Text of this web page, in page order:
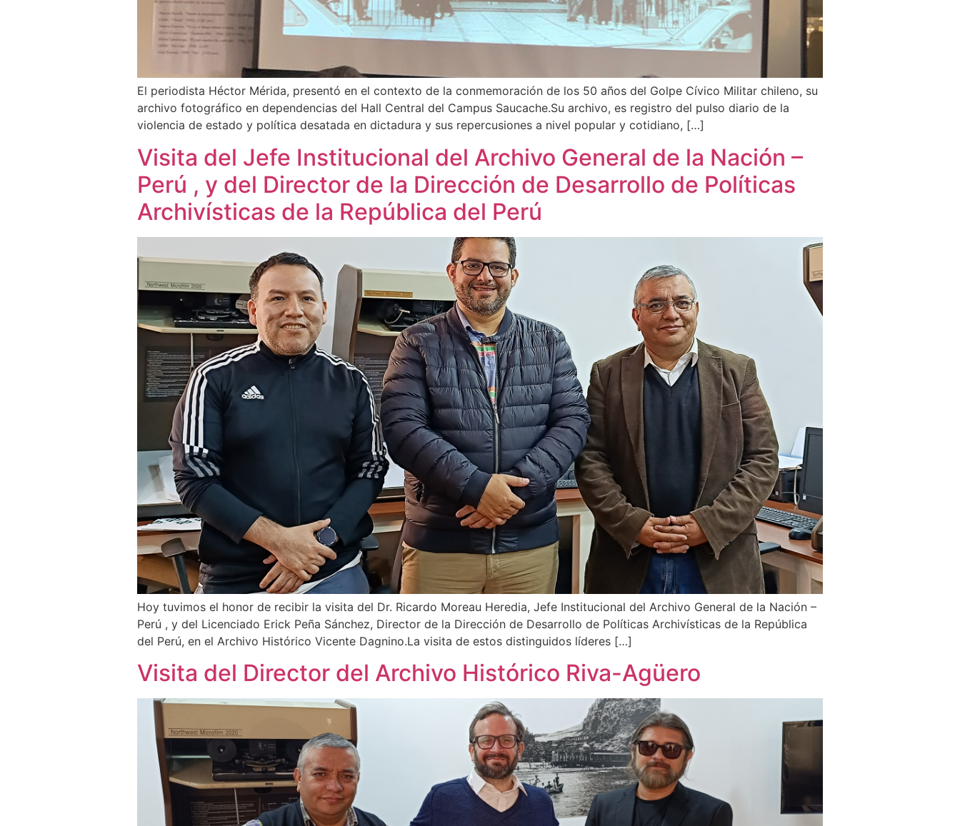
El periodista Héctor Mérida, presentó en el contexto de la conmemoración de los 50 años del Golpe Cívico Militar chileno, su
archivo fotográfico en dependencias del Hall Central del Campus Saucache.Su archivo, es registro del pulso diario de la
violencia de estado y política desatada en dictadura y sus repercusiones a nivel popular y cotidiano, […]
Visita del Jefe Institucional del Archivo General de la Nación –
Perú , y del Director de la Dirección de Desarrollo de Políticas
Archivísticas de la República del Perú
Hoy tuvimos el honor de recibir la visita del Dr. Ricardo Moreau Heredia, Jefe Institucional del Archivo General de la Nación –
Perú , y del Licenciado Erick Peña Sánchez, Director de la Dirección de Desarrollo de Políticas Archivísticas de la República
del Perú, en el Archivo Histórico Vicente Dagnino.La visita de estos distinguidos líderes […]
Visita del Director del Archivo Histórico Riva-Agüero